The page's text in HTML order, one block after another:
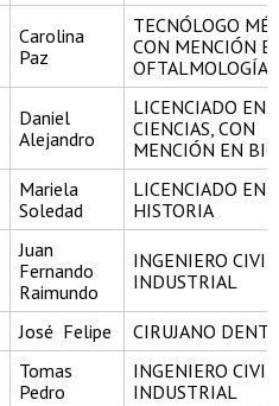
Carolina
Paz
TECNÓLOGO
CON MENCIÓN
OFTALMOLOGÍA
Daniel
Alejandro
LICENCIADO EN
CIENCIAS, CON
MENCIÓN EN
Mariela
Soledad
LICENCIADO EN
HISTORIA
Juan
Fernando
Raimundo
INGENIERO CIVIL
INDUSTRIAL
José Felipe CIRUJANO
Tomas
Pedro
INGENIERO CIVIL
INDUSTRIAL